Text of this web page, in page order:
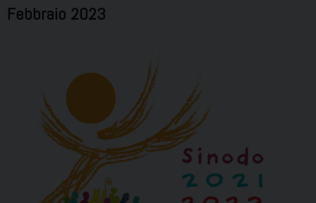
Febbraio 2023